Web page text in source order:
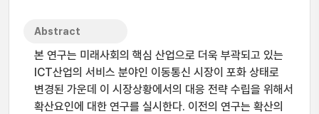
Abstract
본 연구는 미래사회의 핵심 산업으로 더욱 부곽되고 있는
ICT산업의 서비스 분야인 이동통신 시장이 포화 상태로
변경된 가운데 이 시장상황에서의 대응 전략 수립을 위해서
확산요인에 대한 연구를 실시한다. 이전의 연구는 확산의